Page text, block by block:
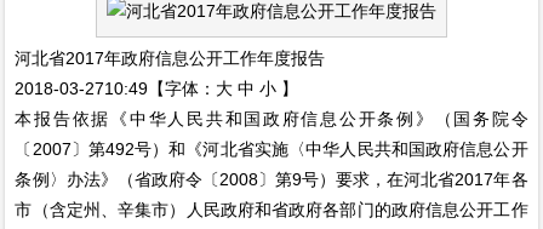
河北省2017年政府信息公开工作年度报告
2018-03-2710:49【字体：大 中 小 】
本报告依据《中华人民共和国政府信息公开条例》（国务院令
〔2007〕第492号）和《河北省实施〈中华人民共和国政府信息公开
条例〉办法》（省政府令〔2008〕第9号）要求，在河北省2017年各
市（含定州、辛集市）人民政府和省政府各部门的政府信息公开工作